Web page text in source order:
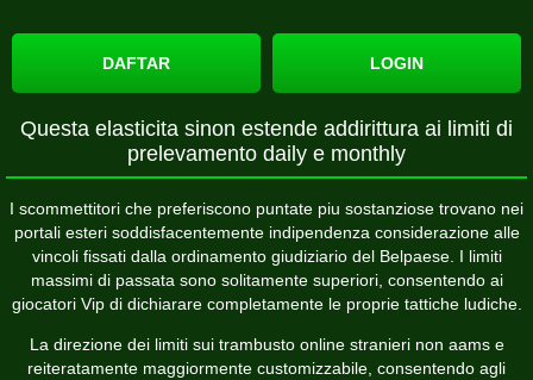
DAFTAR LOGIN
Questa elasticita sinon estende addirittura ai limiti di
prelevamento daily e monthly
I scommettitori che preferiscono puntate piu sostanziose trovano nei
portali esteri soddisfacentemente indipendenza considerazione alle
vincoli fissati dalla ordinamento giudiziario del Belpaese. I limiti
massimi di passata sono solitamente superiori, consentendo ai
giocatori Vip di dichiarare completamente le proprie tattiche ludiche.
La direzione dei limiti sui trambusto online stranieri non aams e
reiteratamente maggiormente customizzabile, consentendo agli